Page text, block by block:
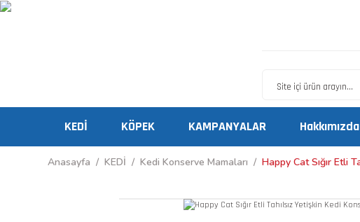
KEDİ KÖPEK KAMPANYALAR Hakkımızda
Anasayfa KEDİ Kedi Konserve Mamaları Happy Cat Sığır Etli